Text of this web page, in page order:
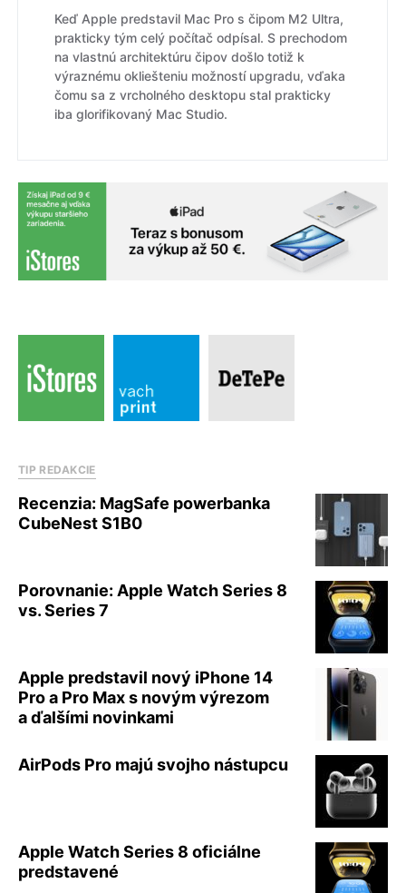
Keď Apple predstavil Mac Pro s čipom M2 Ultra,
prakticky tým celý počítač odpísal. S prechodom
na vlastnú architektúru čipov došlo totiž k
výraznému okliešteniu možností upgradu, vďaka
čomu sa z vrcholného desktopu stal prakticky
iba glorifikovaný Mac Studio.
TIP REDAKCIE
Recenzia: MagSafe powerbanka
CubeNest S1B0
Porovnanie: Apple Watch Series 8
vs. Series 7
Apple predstavil nový iPhone 14
Pro a Pro Max s novým výrezom
a ďalšími novinkami
AirPods Pro majú svojho nástupcu
Apple Watch Series 8 oficiálne
predstavené